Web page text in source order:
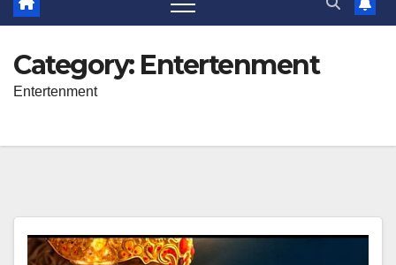
Category: Entertenment
Entertenment